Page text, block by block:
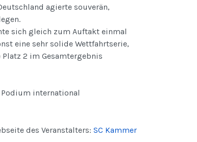
agierte souverän,
sich gleich zum Auftakt einmal
eine sehr solide Wettfahrtserie,
2 im Gesamtergebnis
international
des Veranstalters: SC Kammer